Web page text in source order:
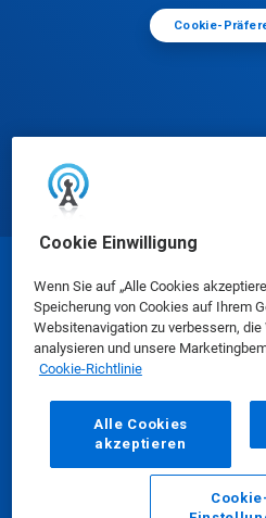
Cookie Einwilligung
Wenn Sie auf „Alle Cookies
Speicherung von Cookies auf Ihrem
Websitenavigation zu verbessern,
analysieren und unsere
Cookie-Richtlinie
Alle Cookies
akzeptieren
Cookie-
© Ecolab
Sicherheitsdatenblätter|